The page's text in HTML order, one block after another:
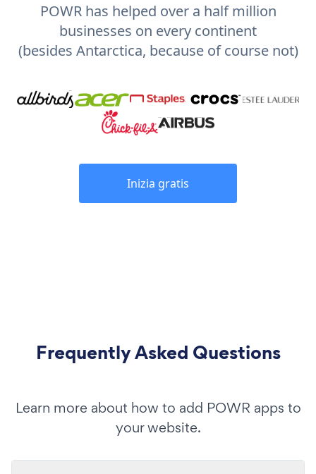
POWR has helped over a half million
businesses on every continent
(besides Antarctica, because of course not)
Inizia gratis
Frequently Asked Questions
Learn more about how to add POWR apps to
your website.